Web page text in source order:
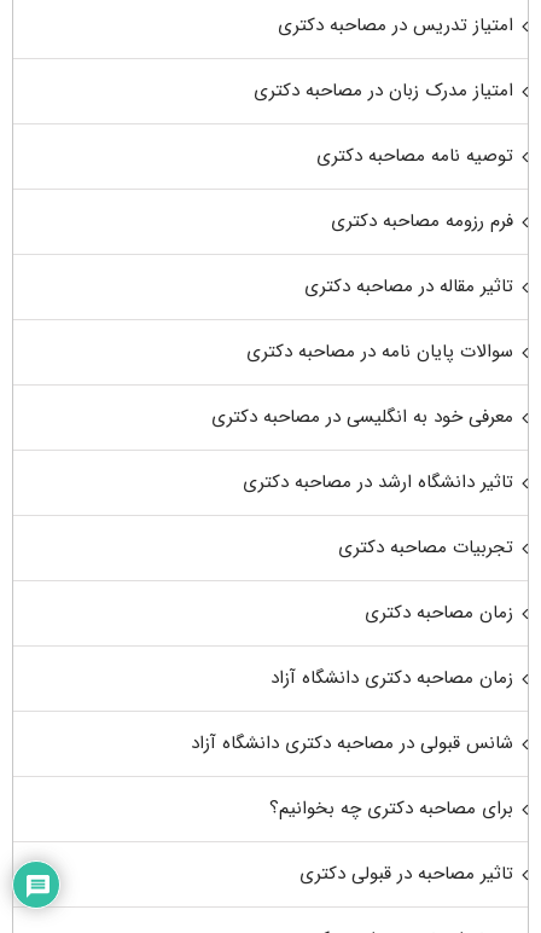
امتیاز تدریس در مصاحبه دکتری
امتیاز مدرک زبان در مصاحبه دکتری
توصیه نامه مصاحبه دکتری
فرم رزومه مصاحبه دکتری
تاثیر مقاله در مصاحبه دکتری
سوالات پایان نامه در مصاحبه دکتری
معرفی خود به انگلیسی در مصاحبه دکتری
تاثیر دانشگاه ارشد در مصاحبه دکتری
تجربیات مصاحبه دکتری
زمان مصاحبه دکتری
زمان مصاحبه دکتری دانشگاه آزاد
شانس قبولی در مصاحبه دکتری دانشگاه آزاد
برای مصاحبه دکتری چه بخوانیم؟
تاثیر مصاحبه در قبولی دکتری